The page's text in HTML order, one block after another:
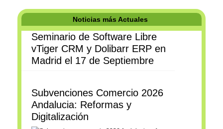
Noticias más Actuales
Seminario de Software Libre
vTiger CRM y Dolibarr ERP en
Madrid el 17 de Septiembre
Subvenciones Comercio 2026
Andalucia: Reformas y
Digitalización